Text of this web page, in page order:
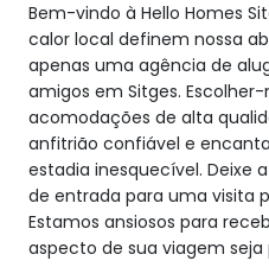
Bem-vindo à Hello Homes
calor local definem nossa
apenas uma agência de
amigos em Sitges.
acomodações de alta
anfitrião confiável e
estadia inesquecível. Deixe
de entrada para uma visita
Estamos ansiosos para
aspecto de sua viagem